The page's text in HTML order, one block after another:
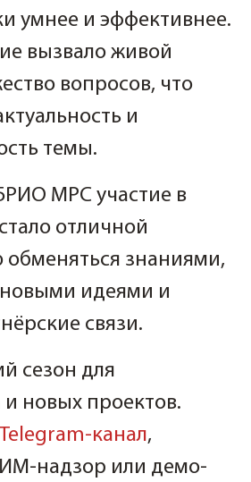
умнее и эффективнее.
вызвало живой
вопросов, что
и
темы.
МРС участие в
отличной
знаниями,
новыми идеями и
связи.
сезон для
и новых проектов.
Telegram-канал,
надзор или демо-